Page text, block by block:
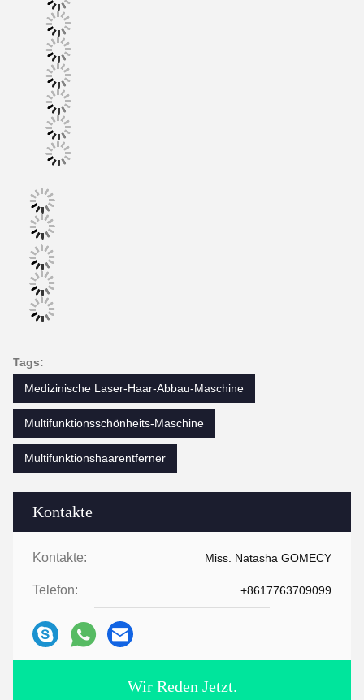
Kontakte
Kontakte: Miss. Natasha GOMECY
Telefon: +8617763709099
Wir Reden Jetzt.
Tags:
Medizinische Laser-Haar-Abbau-Maschine
Multifunktionsschönheits-Maschine
Multifunktionshaarentferner